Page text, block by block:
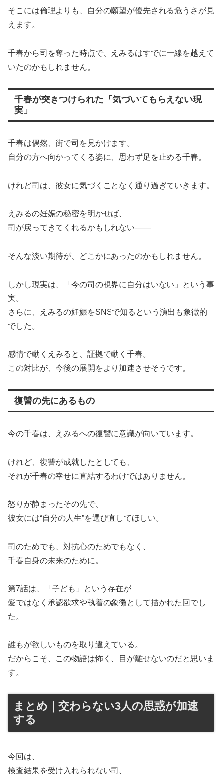
そこには倫理よりも、自分の願望が優先される危うさが見
えます。
千春から司を奪った時点で、えみるはすでに一線を越えて
いたのかもしれません。
千春が突きつけられた「気づいてもらえない現
実」
千春は偶然、街で司を見かけます。
自分の方へ向かってくる姿に、思わず足を止める千春。
けれど司は、彼女に気づくことなく通り過ぎていきます。
えみるの妊娠の秘密を明かせば、
司が戻ってきてくれるかもしれない——
そんな淡い期待が、どこかにあったのかもしれません。
しかし現実は、「今の司の視界に自分はいない」という事
実。
さらに、えみるの妊娠をSNSで知るという演出も象徴的
でした。
感情で動くえみると、証拠で動く千春。
この対比が、今後の展開をより加速させそうです。
復讐の先にあるもの
今の千春は、えみるへの復讐に意識が向いています。
けれど、復讐が成就したとしても、
それが千春の幸せに直結するわけではありません。
怒りが静まったその先で、
彼女には“自分の人生”を選び直してほしい。
司のためでも、対抗心のためでもなく、
千春自身の未来のために。
第7話は、「子ども」という存在が
愛ではなく承認欲求や執着の象徴として描かれた回でし
た。
誰もが欲しいものを取り違えている。
だからこそ、この物語は怖く、目が離せないのだと思いま
す。
まとめ｜交わらない3人の思惑が加速
する
今回は、
検査結果を受け入れられない司、